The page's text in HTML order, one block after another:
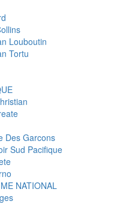
Louboutin
Tortu
Des Garcons
Sud Pacifique
NATIONAL